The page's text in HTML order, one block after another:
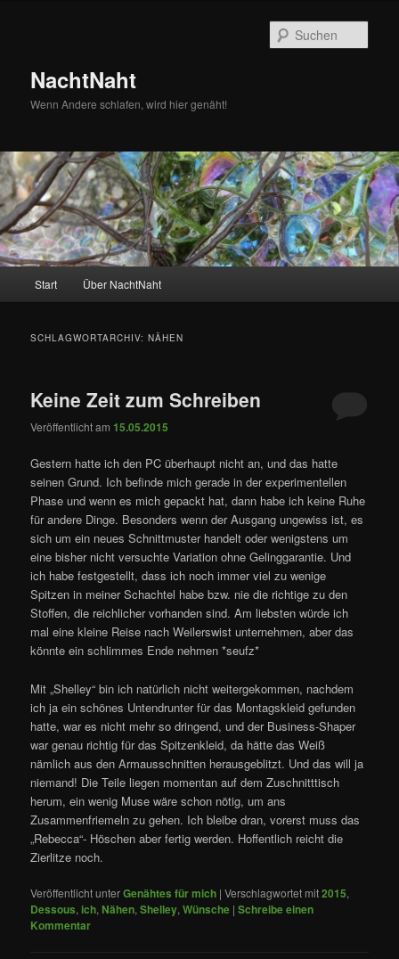
NachtNaht
Wenn Andere schlafen, wird hier genäht!
Start Über NachtNaht
SCHLAGWORTARCHIV:NÄHEN
Keine Zeit zum Schreiben
Veröffentlicht am15.05.2015
Gestern hatte ich den PC überhaupt nicht an, und das hatte
seinen Grund. Ich befinde mich gerade in der experimentellen
Phase und wenn es mich gepackt hat, dann habe ich keine Ruhe
für andere Dinge. Besonders wenn der Ausgang ungewiss ist, es
sich um ein neues Schnittmuster handelt oder wenigstens um
eine bisher nicht versuchte Variation ohne Gelinggarantie. Und
ich habe festgestellt, dass ich noch immer viel zu wenige
Spitzen in meiner Schachtel habe bzw. nie die richtige zu den
Stoffen, die reichlicher vorhanden sind. Am liebsten würde ich
mal eine kleine Reise nach Weilerswist unternehmen, aber das
könnte ein schlimmes Ende nehmen *seufz*
Mit „Shelley“ bin ich natürlich nicht weitergekommen, nachdem
ich ja ein schönes Untendrunter für das Montagskleid gefunden
hatte, war es nicht mehr so dringend, und der Business-Shaper
war genau richtig für das Spitzenkleid, da hätte das Weiß
nämlich aus den Armausschnitten herausgeblitzt. Und das will ja
niemand! Die Teile liegen momentan auf dem Zuschnitttisch
herum, ein wenig Muse wäre schon nötig, um ans
Zusammenfriemeln zu gehen. Ich bleibe dran, vorerst muss das
„Rebecca“- Höschen aber fertig werden. Hoffentlich reicht die
Zierlitze noch.
Veröffentlicht unterGenähtes für mich |Verschlagwortet mit2015,
Dessous,ich,Nähen,Shelley,Wünsche |Schreibe einen
Kommentar